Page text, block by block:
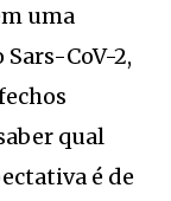
uma
CoV-2,
qual
é de